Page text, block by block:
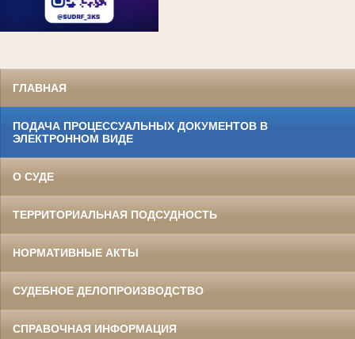
ГЛАВНАЯ
ПОДАЧА ПРОЦЕССУАЛЬНЫХ ДОКУМЕНТОВ В
ЭЛЕКТРОННОМ ВИДЕ
О СУДЕ
ТЕРРИТОРИАЛЬНАЯ ПОДСУДНОСТЬ
НОРМАТИВНЫЕ АКТЫ
СУДЕБНОЕ ДЕЛОПРОИЗВОДСТВО
СПРАВОЧНАЯ ИНФОРМАЦИЯ